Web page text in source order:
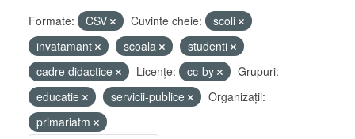
Formate: CSV Cuvinte cheie:
scoli
invatamant
scoala
studenti
cadre didactice
Licenţe: cc-by
Grupuri:
educatie
servicii-publice
Organizații:
primariatm